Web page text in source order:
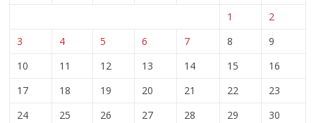
1
2
3
4 5 6 7 8
9
10
11 12 13 14 15
16
17
18 19 20 21 22
23
24
25 26 27 28 29
30